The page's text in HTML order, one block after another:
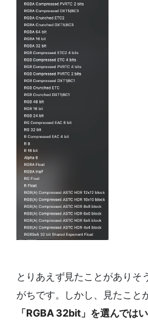
とりあえず見たことがありそ
がちです。しかし、見たこと
「RGBA 32bit」を選んではい